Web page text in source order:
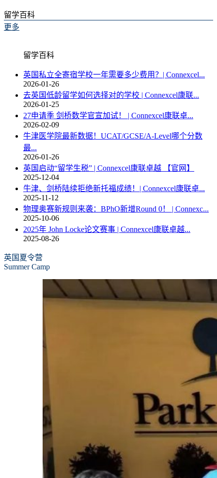
留学百科
更多
留学百科
英国私立全寄宿学校一年需要多少费用？| Connexcel...
2026-01-26
去英国低龄留学如何选择对的学校 | Connexcel康联...
2026-01-25
27申请季 剑桥数学官宣加试！ | Connexcel康联卓...
2026-02-09
牛津医学院最新数据！UCAT/GCSE/A-Level哪个分数
最...
2026-01-26
英国启动“留学生税” | Connexcel康联卓越 【官网】
2025-12-04
牛津、剑桥陆续拒绝新托福成绩！| Connexcel康联卓...
2025-11-12
物理奥赛新规则来袭：BPhO新增Round 0！ | Connexc...
2025-10-06
2025年 John Locke论文赛事 | Connexcel康联卓越...
2025-08-26
英国夏令营
Summer Camp